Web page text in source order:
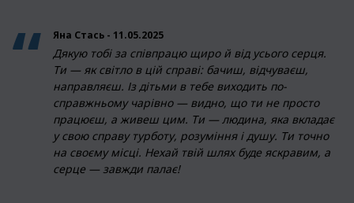
Яна Стась - 11.05.2025
Дякую тобі за співпрацю щиро й від усього серця.
Ти — як світло в цій справі: бачиш, відчуваєш,
направляєш. Із дітьми в тебе виходить по-
справжньому чарівно — видно, що ти не просто
працюєш, а живеш цим. Ти — людина, яка вкладає
у свою справу турботу, розуміння і душу. Ти точно
на своєму місці. Нехай твій шлях буде яскравим, а
серце — завжди палає!